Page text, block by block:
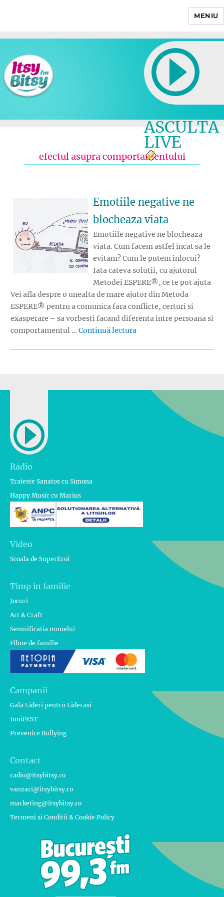
MENIU
ASCULTA
LIVE
efectul asupra comportamentului
Emotiile negative ne
blocheaza viata
Emotiile negative ne blocheaza
viata. Cum facem astfel incat sa le
evitam? Cum le putem inlocui?
Iata cateva solutii, cu ajutorul
Metodei ESPERE®, ce te pot ajuta
Vei afla despre o unealta de mare ajutor din Metoda
ESPERE® pentru a comunica fara conflicte, certuri si
exasperare – sa vorbesti facand diferenta intre persoana si
comportamentul … Continuă lectura
Radio
Traieste Sanatos cu Simona
Happy Music cu Marius
Video
Scoala de SuperEroi
Timp in familie
Jocuri
Art & Craft
Semnificatia numelui
Filme de familie
Campanii
Gala Lideri pentru Liderasi
1uniFEST
Prevenire Bullying
Contact
radio@itsybitsy.ro
vanzari@itsybitsy.ro
marketing@itsybitsy.ro
Termeni si Conditii & Cookie Policy